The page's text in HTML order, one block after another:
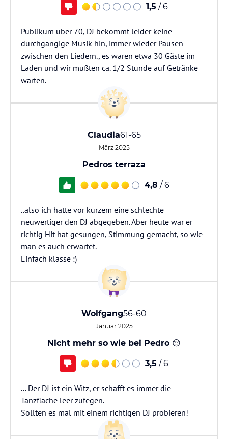
1,5 / 6
Publikum über 70, DJ bekommt leider keine
durchgängige Musik hin, immer wieder Pausen
zwischen den Liedern., es waren etwa 30 Gäste im
Laden und wir mußten ca. 1/2 Stunde auf Getränke
warten.
Claudia61-65
März 2025
Pedros terraza
4,8 / 6
..also ich hatte vor kurzem eine schlechte
neuwertiger den DJ abgegeben. Aber heute war er
richtig Hit hat gesungen, Stimmung gemacht, so wie
man es auch erwartet.
Einfach klasse :)
Wolfgang56-60
Januar 2025
Nicht mehr so wie bei Pedro 😔
3,5 / 6
... Der DJ ist ein Witz, er schafft es immer die
Tanzfläche leer zufegen.
Sollten es mal mit einem richtigen DJ probieren!